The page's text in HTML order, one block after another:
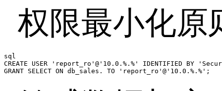
权限最小化原
sql
CREATE USER 'report_ro'@'10.0.%.%' IDENTIFIED BY
GRANT SELECT ON db_sales. TO 'report_ro'@'10.0.%.%';